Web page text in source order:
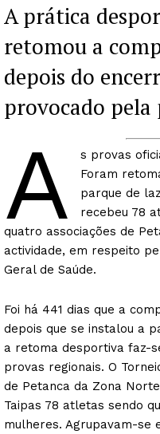
A prática
retomou a
depois do
provocado pela
A
s provas
Foram
parque de
recebeu 78
quatro associações de
actividade, em respeito
Geral de Saúde.
Foi há 441 dias que a
depois que se instalou a
a retoma desportiva faz-
provas regionais. O
de Petanca da Zona
Taipas 78 atletas sendo
mulheres. Agrupavam-se